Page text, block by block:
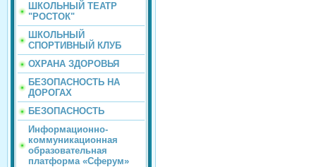
ШКОЛЬНЫЙ ТЕАТР
"РОСТОК"
ШКОЛЬНЫЙ
СПОРТИВНЫЙ КЛУБ
ОХРАНА ЗДОРОВЬЯ
БЕЗОПАСНОСТЬ НА
ДОРОГАХ
БЕЗОПАСНОСТЬ
Информационно-
коммуникационная
образовательная
платформа «Сферум»